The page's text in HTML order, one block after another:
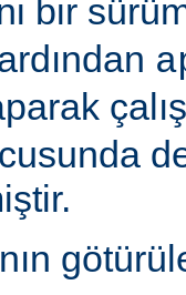
bir